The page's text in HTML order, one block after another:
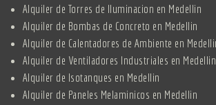
Alquiler de Torres de Iluminacion en Medellin
Alquiler de Bombas de Concreto en Medellin
Alquiler de Calentadores de Ambiente en
Alquiler de Ventiladores Industriales en Medellin
Alquiler de Isotanques en Medellin
Alquiler de Paneles Melaminicos en Medellin